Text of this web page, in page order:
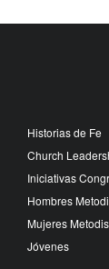
Historias de Fe
Church
Iniciativas
Hombres
Mujeres
Jóvenes